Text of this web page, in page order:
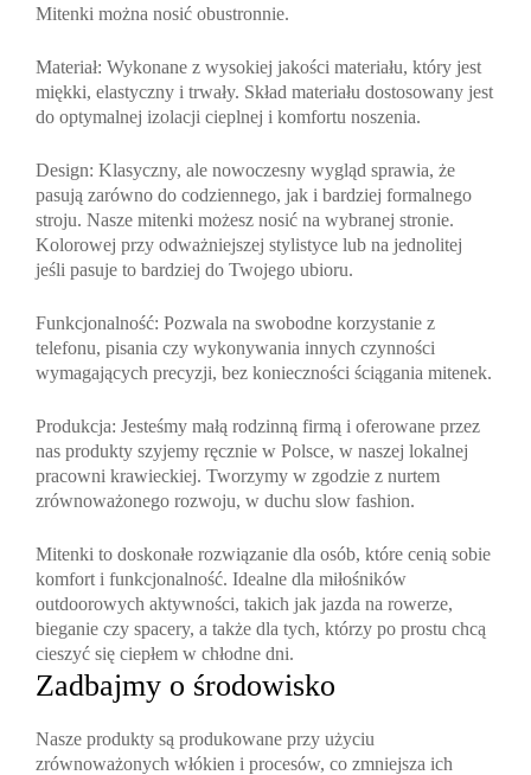
Mitenki można nosić obustronnie.
Materiał: Wykonane z wysokiej jakości materiału, który jest
miękki, elastyczny i trwały. Skład materiału dostosowany jest
do optymalnej izolacji cieplnej i komfortu noszenia.
Design: Klasyczny, ale nowoczesny wygląd sprawia, że
pasują zarówno do codziennego, jak i bardziej formalnego
stroju. Nasze mitenki możesz nosić na wybranej stronie.
Kolorowej przy odważniejszej stylistyce lub na jednolitej
jeśli pasuje to bardziej do Twojego ubioru.
Funkcjonalność: Pozwala na swobodne korzystanie z
telefonu, pisania czy wykonywania innych czynności
wymagających precyzji, bez konieczności ściągania mitenek.
Produkcja: Jesteśmy małą rodzinną firmą i oferowane przez
nas produkty szyjemy ręcznie w Polsce, w naszej lokalnej
pracowni krawieckiej. Tworzymy w zgodzie z nurtem
zrównoważonego rozwoju, w duchu slow fashion.
Mitenki to doskonałe rozwiązanie dla osób, które cenią sobie
komfort i funkcjonalność. Idealne dla miłośników
outdoorowych aktywności, takich jak jazda na rowerze,
bieganie czy spacery, a także dla tych, którzy po prostu chcą
cieszyć się ciepłem w chłodne dni.
Zadbajmy o środowisko
Nasze produkty są produkowane przy użyciu
zrównoważonych włókien i procesów, co zmniejsza ich